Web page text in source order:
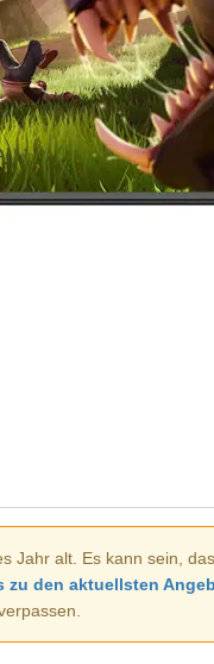
Jahr alt. Es kann sein,
zu den aktuellsten